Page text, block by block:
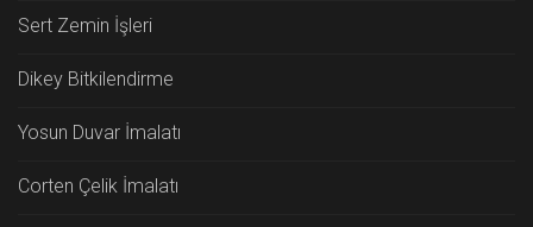
Sert Zemin İşleri
Dikey Bitkilendirme
Yosun Duvar İmalatı
Corten Çelik İmalatı